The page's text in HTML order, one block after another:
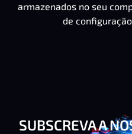
armazenados no seu
de
SUBSCREVA A